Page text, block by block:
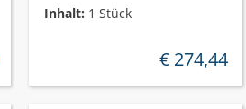
Inhalt: 1 Stück
regulärer preis:
€ 274,44